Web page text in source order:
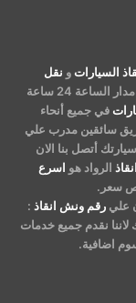
السيارات و نقل
والمعدات ولدينا اسطول سيارات يعمل علي مدار الساعة 24 ساعة
في جميع أنحاء
فريق سائقين مدرب علي
أتصل بنا الان
الرواد هو اسرع
سعر.
رقم ونش انقاذ :
لاننا نقدم جميع خدمات